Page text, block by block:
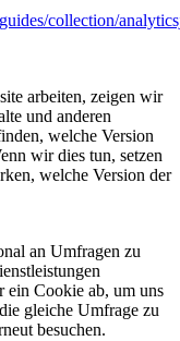
collection/
arbeiten, zeigen wir
und anderen
welche Version
wir dies tun, setzen
welche Version der
an Umfragen zu
ein Cookie ab, um uns
gleiche Umfrage zu
besuchen.